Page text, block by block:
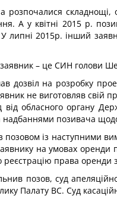
складнощі,
А у квітні 2015 р.
липні 2015р. інший
– це СИН голови
дозвіл на розробку
не виготовляв свій
від обласного органу
надбаннями позивача
позовом із наступними
на умовах
реєстрацію права
позов, суд
Палату ВС. Суд